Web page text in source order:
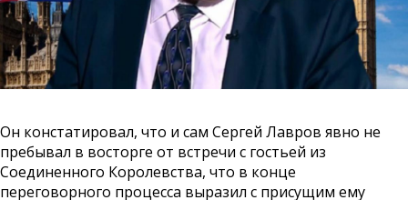
Он констатировал, что и сам Сергей Лавров явно не
пребывал в восторге от встречи с гостьей из
Соединенного Королевства, что в конце
переговорного процесса выразил с присущим ему